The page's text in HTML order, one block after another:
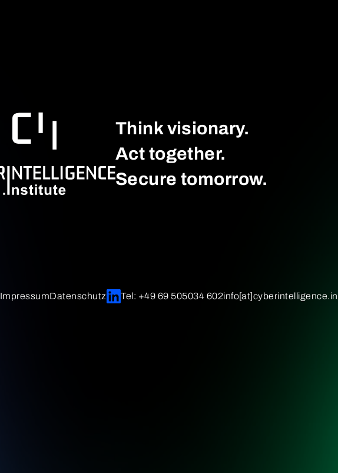
Think visionary.
Act together.
Secure tomorrow.
ImpressumDatenschutz Tel: +49 69 505034 602